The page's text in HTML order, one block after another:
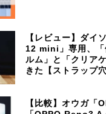
【レビュー】ダイ
12 mini」専用、「
ルム」と「クリア
きた【ストラップ穴
【比較】オウガ「